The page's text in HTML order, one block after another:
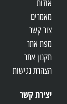
אודות
מאמרים
צור קשר
מפת אתר
תקנון אתר
הצהרת נגישות
יצירת קשר